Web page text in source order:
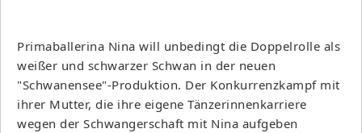
Primaballerina Nina will unbedingt die Doppelrolle als
weißer und schwarzer Schwan in der neuen
"Schwanensee"-Produktion. Der Konkurrenzkampf mit
ihrer Mutter, die ihre eigene Tänzerinnenkarriere
wegen der Schwangerschaft mit Nina aufgeben